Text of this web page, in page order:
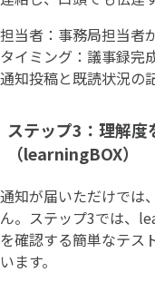
担当者：事務局担当者
タイミング：議事録完
通知投稿と既読状況の
ステップ3：理解度
（learningBOX）
通知が届いただけでは
ん。ステップ3では、
を確認する簡単なテス
います。